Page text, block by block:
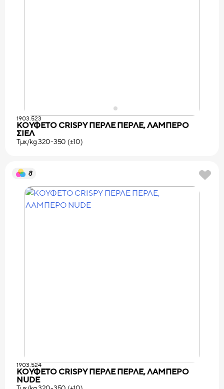
1903.523
ΚΟΥΦΕΤΟ CRISPY ΠΕΡΛΕ ΠΕΡΛΕ, ΛΑΜΠΕΡΟ
ΣΙΕΛ
Τμχ/kg 320-350 (±10)
8
1903.524
ΚΟΥΦΕΤΟ CRISPY ΠΕΡΛΕ ΠΕΡΛΕ, ΛΑΜΠΕΡΟ
NUDE